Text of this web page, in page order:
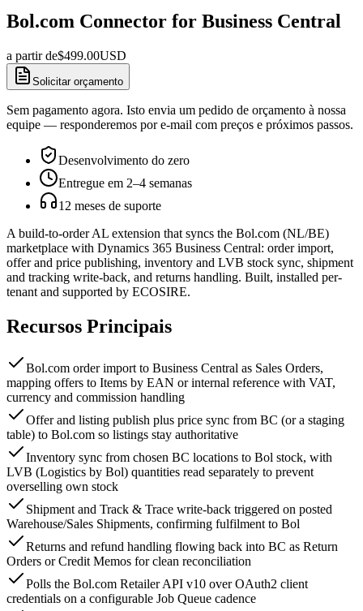
Bol.com Connector for Business Central
a partir de$499.00USD
Solicitar orçamento
Sem pagamento agora. Isto envia um pedido de orçamento à nossa
equipe — responderemos por e-mail com preços e próximos passos.
Desenvolvimento do zero
Entregue em 2–4 semanas
12 meses de suporte
A build-to-order AL extension that syncs the Bol.com (NL/BE)
marketplace with Dynamics 365 Business Central: order import,
offer and price publishing, inventory and LVB stock sync, shipment
and tracking write-back, and returns handling. Built, installed per-
tenant and supported by ECOSIRE.
Recursos Principais
Bol.com order import to Business Central as Sales Orders,
mapping offers to Items by EAN or internal reference with VAT,
currency and commission handling
Offer and listing publish plus price sync from BC (or a staging
table) to Bol.com so listings stay authoritative
Inventory sync from chosen BC locations to Bol stock, with
LVB (Logistics by Bol) quantities read separately to prevent
overselling own stock
Shipment and Track & Trace write-back triggered on posted
Warehouse/Sales Shipments, confirming fulfilment to Bol
Returns and refund handling flowing back into BC as Return
Orders or Credit Memos for clean reconciliation
Polls the Bol.com Retailer API v10 over OAuth2 client
credentials on a configurable Job Queue cadence